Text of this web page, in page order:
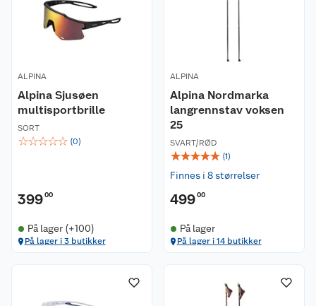
ALPINA
Alpina Sjusøen
multisportbrille
SORT
☆☆☆☆☆ (0)
39900
På lager (+100)
På lager i 3 butikker
ALPINA
Alpina Nordmarka
langrennstav voksen
25
SVART/RØD
☆☆☆☆☆ (1)
Finnes i 8 størrelser
49900
På lager
På lager i 14 butikker